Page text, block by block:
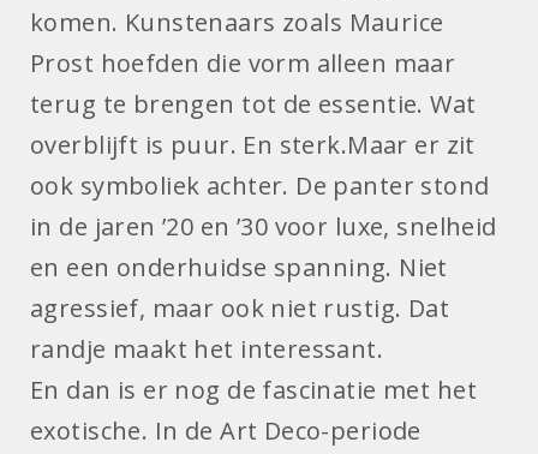
komen. Kunstenaars zoals Maurice
Prost hoefden die vorm alleen maar
terug te brengen tot de essentie. Wat
overblijft is puur. En sterk.Maar er zit
ook symboliek achter. De panter stond
in de jaren ’20 en ’30 voor luxe, snelheid
en een onderhuidse spanning. Niet
agressief, maar ook niet rustig. Dat
randje maakt het interessant.
En dan is er nog de fascinatie met het
exotische. In de Art Deco-periode